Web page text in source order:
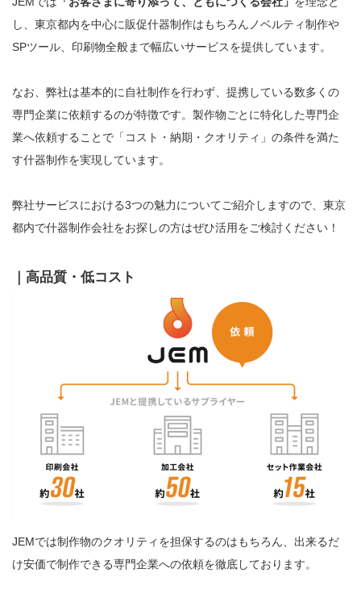
し、東京都内を中心に販促什器制作はもちろんノベルティ制作や
SPツール、印刷物全般まで幅広いサービスを提供しています。
なお、弊社は基本的に自社制作を行わず、提携している数多くの
専門企業に依頼するのが特徴です。製作物ごとに特化した専門企
業へ依頼することで「コスト・納期・クオリティ」の条件を満た
す什器制作を実現しています。
弊社サービスにおける3つの魅力についてご紹介しますので、東京
都内で什器制作会社をお探しの方はぜひ活用をご検討ください！
｜高品質・低コスト
JEMでは制作物のクオリティを担保するのはもちろん、出来るだ
け安価で制作できる専門企業への依頼を徹底しております。